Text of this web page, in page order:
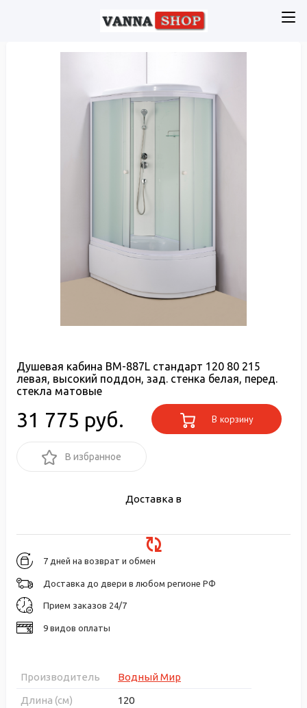
Душевая кабина ВМ-887L стандарт 120 80 215
левая, высокий поддон, зад. стенка белая, перед.
стекла матовые
31 775 руб. В корзину
В избранное
Доставка в
7 дней на возврат и обмен
Доставка до двери в любом регионе РФ
Прием заказов 24/7
9 видов оплаты
Производитель
Водный Мир
Длина (см)
120